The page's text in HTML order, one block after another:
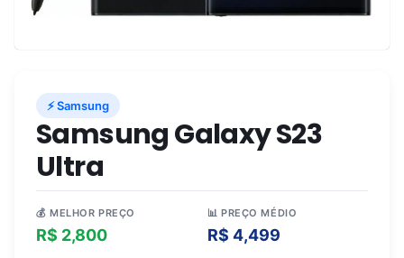
⚡ Samsung
Samsung Galaxy S23
Ultra
💰 MELHOR PREÇO
R$ 2,800
📊 PREÇO MÉDIO
R$ 4,499